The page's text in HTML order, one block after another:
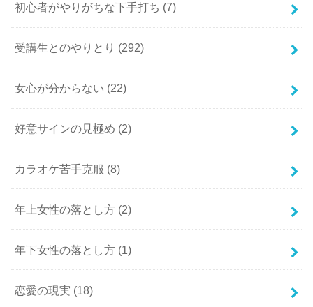
初心者がやりがちな下手打ち (7)
受講生とのやりとり (292)
女心が分からない (22)
好意サインの見極め (2)
カラオケ苦手克服 (8)
年上女性の落とし方 (2)
年下女性の落とし方 (1)
恋愛の現実 (18)